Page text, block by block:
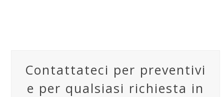
Contattateci per preventivi
e per qualsiasi richiesta in